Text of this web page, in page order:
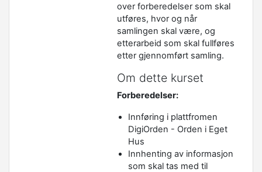
over forberedelser som skal
utføres, hvor og når
samlingen skal være, og
etterarbeid som skal fullføres
etter gjennomført samling.
Om dette kurset
Forberedelser:
Innføring i plattfromen
DigiOrden - Orden i Eget
Hus
Innhenting av informasjon
som skal tas med til